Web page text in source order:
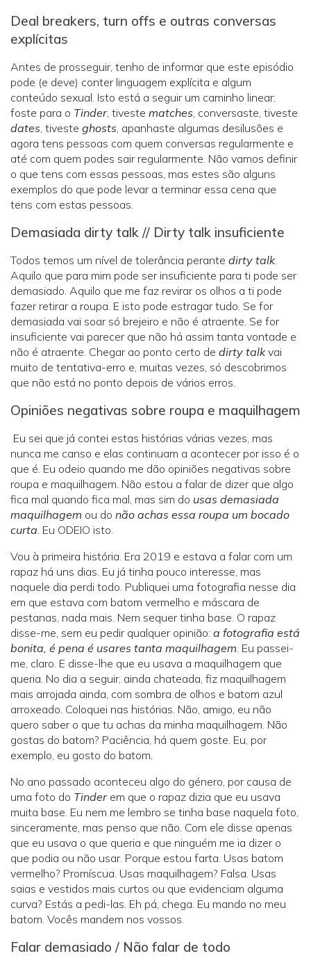
Deal breakers, turn offs e outras conversas
explícitas
Antes de prosseguir, tenho de informar que este episódio
pode (e deve) conter linguagem explícita e algum
conteúdo sexual. Isto está a seguir um caminho linear:
foste para o Tinder, tiveste matches, conversaste, tiveste
dates, tiveste ghosts, apanhaste algumas desilusões e
agora tens pessoas com quem conversas regularmente e
até com quem podes sair regularmente. Não vamos definir
o que tens com essas pessoas, mas estes são alguns
exemplos do que pode levar a terminar essa cena que
tens com estas pessoas.
Demasiada dirty talk // Dirty talk insuficiente
Todos temos um nível de tolerância perante dirty talk.
Aquilo que para mim pode ser insuficiente para ti pode ser
demasiado. Aquilo que me faz revirar os olhos a ti pode
fazer retirar a roupa. E isto pode estragar tudo. Se for
demasiada vai soar só brejeiro e não é atraente. Se for
insuficiente vai parecer que não há assim tanta vontade e
não é atraente. Chegar ao ponto certo de dirty talkvai
muito de tentativa-erro e, muitas vezes, só descobrimos
que não está no ponto depois de vários erros.
Opiniões negativas sobre roupa e maquilhagem
Eu sei que já contei estas histórias várias vezes, mas
nunca me canso e elas continuam a acontecer por isso é o
que é. Eu odeio quando me dão opiniões negativas sobre
roupa e maquilhagem. Não estou a falar de dizer que algo
fica mal quando fica mal, mas sim do usas demasiada
maquilhagem ou do não achas essa roupa um bocado
curta. Eu ODEIO isto.
Vou à primeira história. Era 2019 e estava a falar com um
rapaz há uns dias. Eu já tinha pouco interesse, mas
naquele dia perdi todo. Publiquei uma fotografia nesse dia
em que estava com batom vermelho e máscara de
pestanas, nada mais. Nem sequer tinha base. O rapaz
disse-me, sem eu pedir qualquer opinião: a fotografia está
bonita, é pena é usares tanta maquilhagem. Eu passei-
me, claro. E disse-lhe que eu usava a maquilhagem que
queria. No dia a seguir, ainda chateada, fiz maquilhagem
mais arrojada ainda, com sombra de olhos e batom azul
arroxeado. Coloquei nas histórias. Não, amigo, eu não
quero saber o que tu achas da minha maquilhagem. Não
gostas do batom? Paciência, há quem goste. Eu, por
exemplo, eu gosto do batom.
No ano passado aconteceu algo do género, por causa de
uma foto do Tinderem que o rapaz dizia que eu usava
muita base. Eu nem me lembro se tinha base naquela foto,
sinceramente, mas penso que não. Com ele disse apenas
que eu usava o que queria e que ninguém me ia dizer o
que podia ou não usar. Porque estou farta. Usas batom
vermelho? Promíscua. Usas maquilhagem? Falsa. Usas
saias e vestidos mais curtos ou que evidenciam alguma
curva? Estás a pedi-las. Eh pá, chega. Eu mando no meu
batom. Vocês mandem nos vossos.
Falar demasiado / Não falar de todo